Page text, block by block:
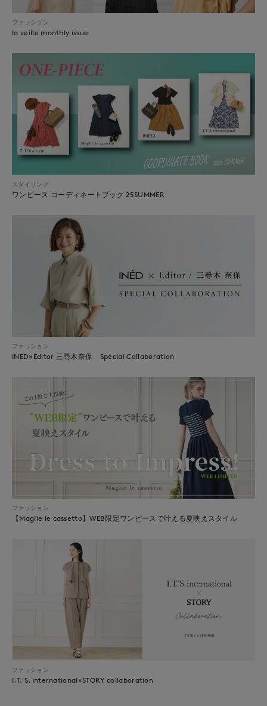
ファッション
la veille monthly issue
スタイリング
ワンピース コーディネートブック 25SUMMER
ファッション
INED×Editor 三尋木奈保 Special Collaboration
ファッション
【Maglie le cassetto】WEB限定ワンピースで叶える夏映えスタイル
ファッション
I.T.'S. international×STORY collaboration